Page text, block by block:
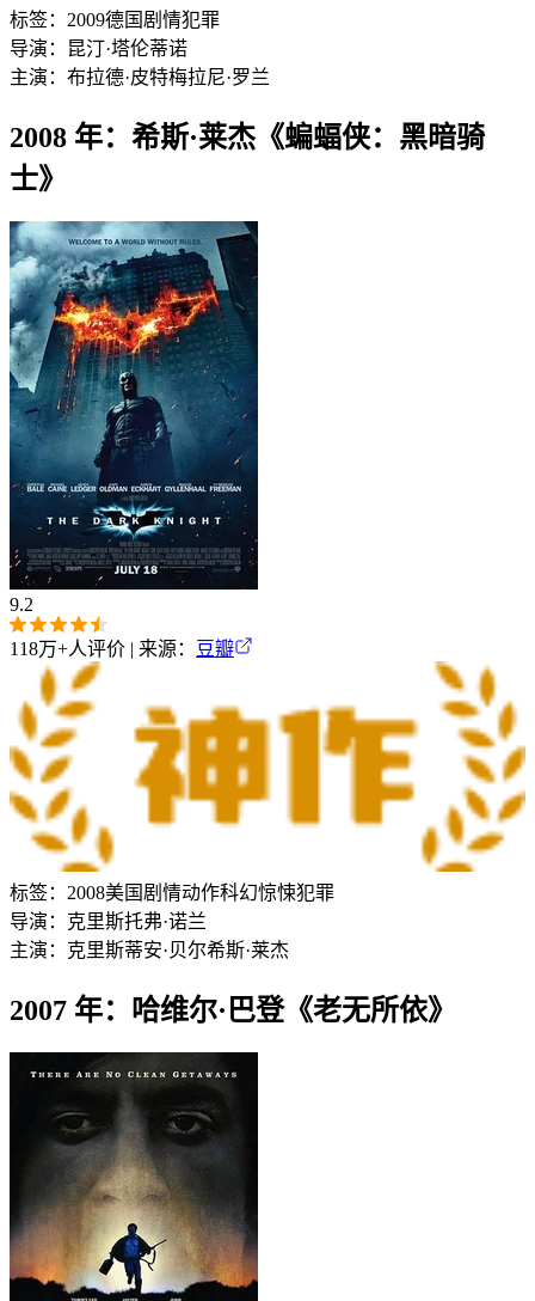
标签： 2009德国 剧情犯罪
导演：
昆汀·塔伦蒂诺
主演： 布拉德·皮特梅拉尼·罗兰
2008 年：希斯·莱杰《蝙蝠侠：黑暗骑
士》
9.2
118万+人评价 | 来源： 豆瓣
标签： 2008美国 剧情动作科幻惊悚犯罪
导演： 克里斯托弗·诺兰
主演： 克里斯蒂安·贝尔希斯·莱杰
2007 年：哈维尔·巴登《老无所依》